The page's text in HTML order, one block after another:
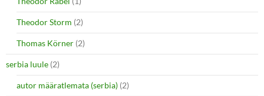
Theodor Storm (2)
Thomas Körner (2)
serbia luule (2)
autor määratlemata (serbia) (2)